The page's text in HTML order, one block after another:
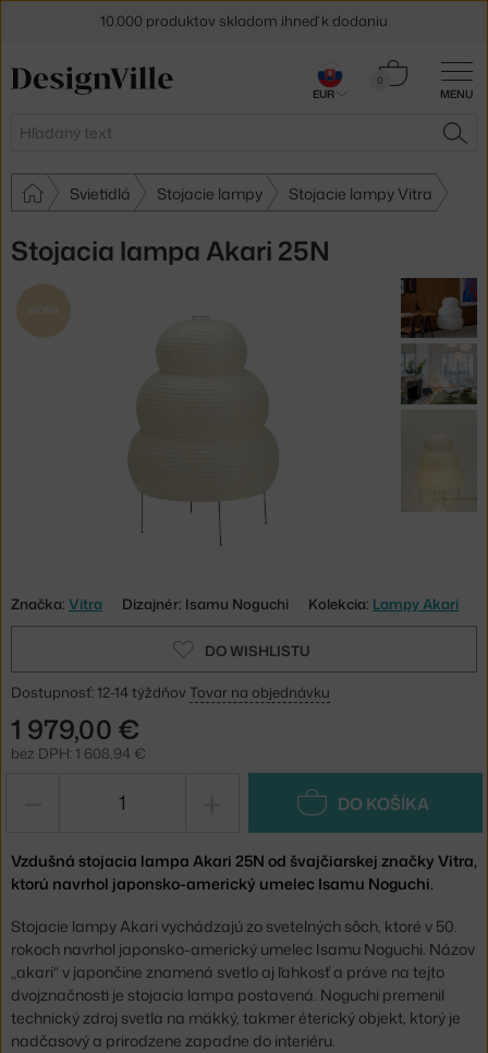
MENU
Hľadať
0
Košík
Svietidlá Stojacie lampy Stojacie lampy Vitra
Stojacia lampa Akari 25N
IKONA
Značka: Vitra Dizajnér: Isamu Noguchi Kolekcia: Lampy Akari
DO WISHLISTU
Dostupnosť: 12-14 týždňov Tovar na objednávku
1 979,00 €
bez DPH: 1 608,94 €
DO KOŠÍKA
Vzdušná stojacia lampa Akari 25N od švajčiarskej značky Vitra,
ktorú navrhol japonsko-americký umelec Isamu Noguchi.
Stojacie lampy Akari vychádzajú zo svetelných sôch, ktoré v 50.
rokoch navrhol japonsko-americký umelec Isamu Noguchi. Názov
„akari“ v japončine znamená svetlo aj ľahkosť a práve na tejto
dvojznačnosti je stojacia lampa postavená. Noguchi premenil
technický zdroj svetla na mäkký, takmer éterický objekt, ktorý je
nadčasový a prirodzene zapadne do interiéru.
10.000 produktov skladom ihneď k dodaniu
5 % zľava pre odberateľov
EUR